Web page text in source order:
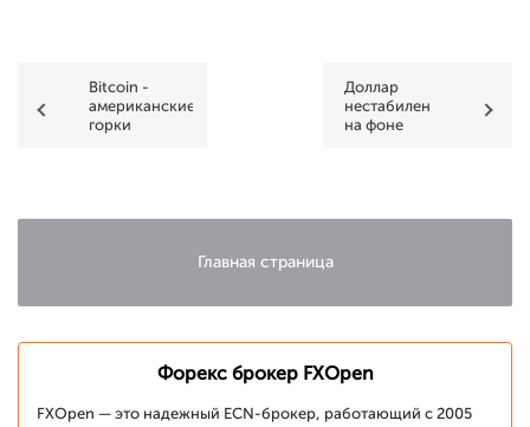
Bitcoin -
американские
горки
Доллар
нестабилен
на фоне
Главная страница
Форекс брокер FXOpen
FXOpen — это надежный ECN-брокер, работающий с 2005